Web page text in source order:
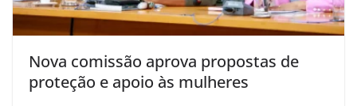
Nova comissão aprova propostas de
proteção e apoio às mulheres